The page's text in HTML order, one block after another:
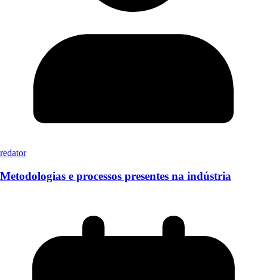
redator
Metodologias e processos presentes na indústria